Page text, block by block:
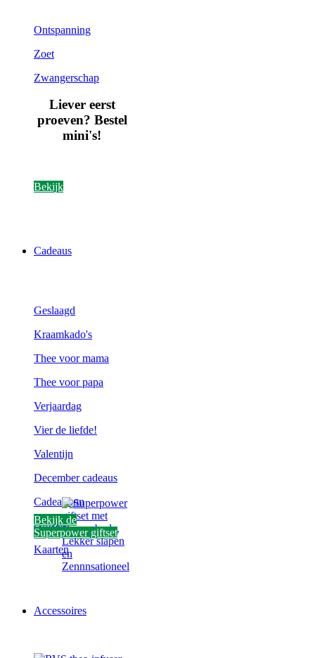
Ontspanning
Zoet
Zwangerschap
Liever eerst
proeven? Bestel
mini's!
Bekijk
Cadeaus
Geslaagd
Kraamkado's
Thee voor mama
Thee voor papa
Verjaardag
Vier de liefde!
Valentijn
December cadeaus
Cadeaubon
Giftsets
Kaarten
Bekijk de
Superpower giftset
Accessoires